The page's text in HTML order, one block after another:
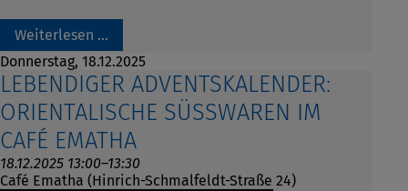
Weiterlesen …
Donnerstag, 18.12.2025
LEBENDIGER ADVENTSKALENDER:
ORIENTALISCHE SÜSSWAREN IM C
AFÉ EMATHA
18.12.2025 13:00–13:30
Café Ematha (Hinrich-Schmalfeldt-Straße 24)